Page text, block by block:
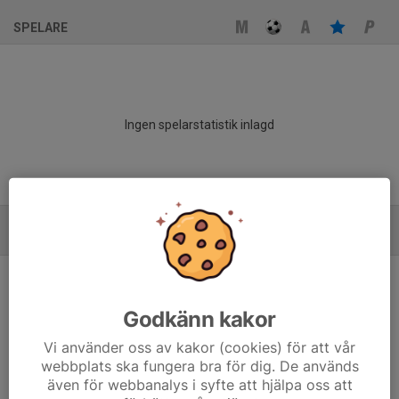
SPELARE
Ingen spelarstatistik inlagd
Godkänn kakor
Vi använder oss av kakor (cookies) för att vår
webbplats ska fungera bra för dig. De används
även för webbanalys i syfte att hjälpa oss att